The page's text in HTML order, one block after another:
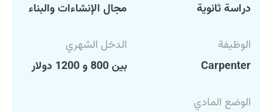
دراسة ثانوية
مجال الإنشاءات والبناء
الوظيفة
Carpenter
الدخل الشهري
بين 800 و 1200 دولار
الوضع المادي